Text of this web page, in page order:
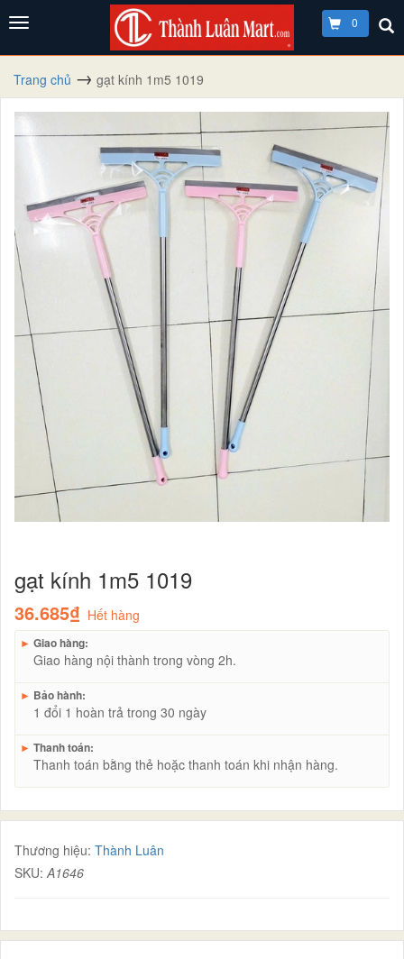
0
Trang chủ gạt kính 1m5 1019
gạt kính 1m5 1019
36.685₫ Hết hàng
► Giao hàng:
Giao hàng nội thành trong vòng 2h.
► Bảo hành:
1 đổi 1 hoàn trả trong 30 ngày
► Thanh toán:
Thanh toán bằng thẻ hoặc thanh toán khi nhận hàng.
Thương hiệu: Thành Luân
SKU:A1646